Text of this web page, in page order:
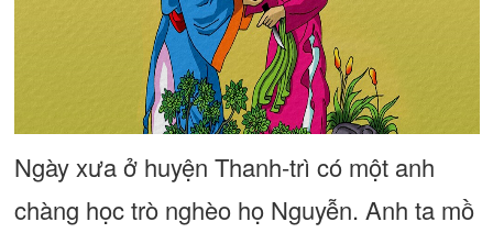
Ngày xưa ở huyện Thanh-trì có một anh
chàng học trò nghèo họ Nguyễn. Anh ta mồ